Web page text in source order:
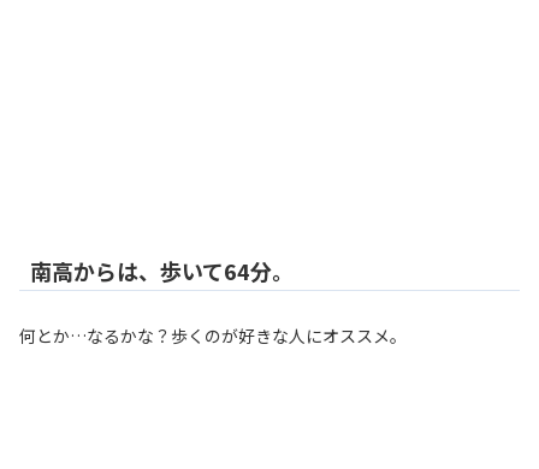
南高からは、歩いて64分。
何とか…なるかな？歩くのが好きな人にオススメ。